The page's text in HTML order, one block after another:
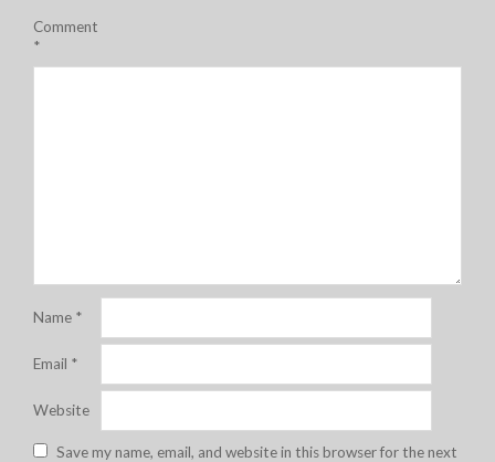
Comment
*
Name *
Email *
Website
Save my name, email, and website in this browser for the next